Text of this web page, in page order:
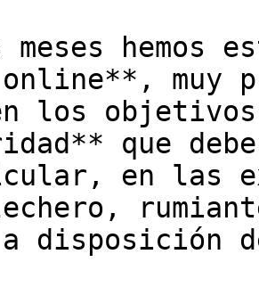
meses hemos
muy
los
que
en las
a